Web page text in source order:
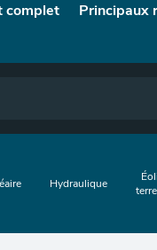
complet Principaux
Hydraulique